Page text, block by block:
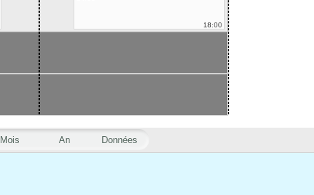
Mois An Données
18:00